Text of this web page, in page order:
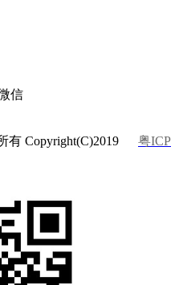
信
有 Copyright(C)2019 粤ICP